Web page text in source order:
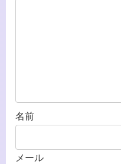
名前
メール